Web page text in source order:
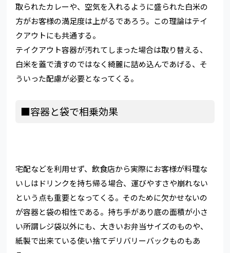
取られたカレーや、空気を入れるように盛られた白米の
方がお客様の満足度は上がるであろう。この理論はテイ
クアウトにも共通する。
テイクアウト容器が汚れてしまった場合は取り替える、
白米を蓋で潰すのではなく綺麗に詰め込んであげる、そ
ういった配慮が必要となってくる。
■容器と袋で相乗効果
宅配などを利用せず、飲食店から実際にお客様が料理な
いしはドリンクを持ち帰る場合、運びやすさや崩れない
という点も重要となってくる。そのために欠かせないの
が容器と袋の相性である。持ち手があり底の面積が小さ
い所謂レジ袋以外にも、大きいお弁当サイズのものや、
紙製で出来ている使い捨てデリバリーバックものもあ